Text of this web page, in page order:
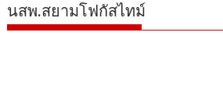
นสพ.สยามโฟกัสไทม์